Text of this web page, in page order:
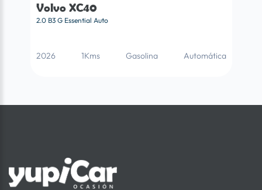
Volvo XC40
2.0 B3 G Essential Auto
2026 1Kms Gasolina Automática